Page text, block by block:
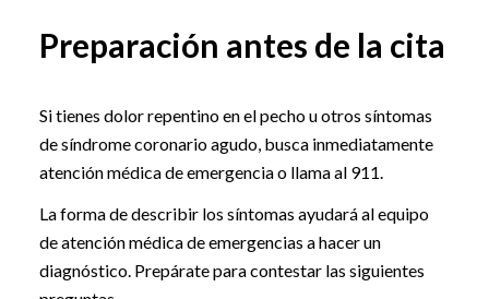
Preparación antes de la cita
Si tienes dolor repentino en el pecho u otros síntomas
de síndrome coronario agudo, busca inmediatamente
atención médica de emergencia o llama al 911.
La forma de describir los síntomas ayudará al equipo
de atención médica de emergencias a hacer un
diagnóstico. Prepárate para contestar las siguientes